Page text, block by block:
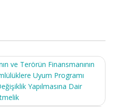
ve Terörün Finansmanının
Uyum Programı
Yapılmasına Dair